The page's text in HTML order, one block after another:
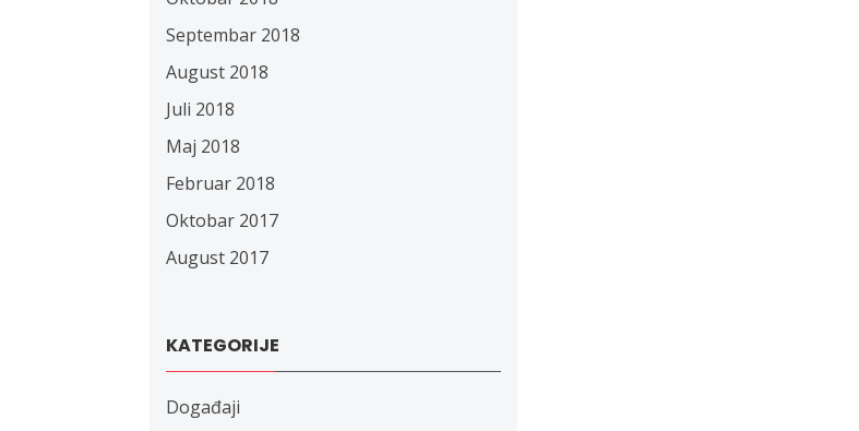
Septembar 2018
August 2018
Juli 2018
Maj 2018
Februar 2018
Oktobar 2017
August 2017
KATEGORIJE
Događaji